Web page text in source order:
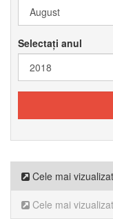
Selectați anul
Cele mai
Cele mai